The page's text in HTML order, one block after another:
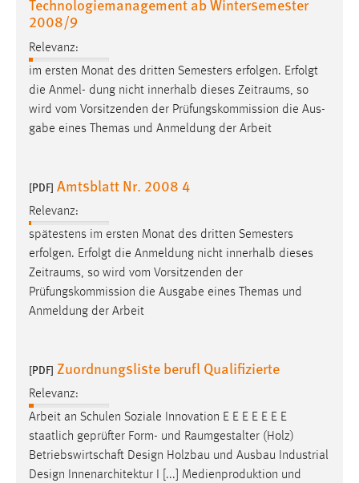
Technologiemanagement ab Wintersemester
2008/9
Relevanz:
im ersten Monat des dritten Semesters erfolgen. Erfolgt
die Anmel- dung nicht innerhalb dieses Zeitraums, so
wird vom Vorsitzenden der Prüfungskommission die Aus-
gabe eines Themas und Anmeldung der Arbeit
[PDF] Amtsblatt Nr. 2008 4
Relevanz:
spätestens im ersten Monat des dritten Semesters
erfolgen. Erfolgt die Anmeldung nicht innerhalb dieses
Zeitraums, so wird vom Vorsitzenden der
Prüfungskommission die Ausgabe eines Themas und
Anmeldung der Arbeit
[PDF] Zuordnungsliste berufl Qualifizierte
Relevanz:
Arbeit an Schulen Soziale Innovation E E E E E E E
staatlich geprüfter Form- und Raumgestalter (Holz)
Betriebswirtschaft Design Holzbau und Ausbau Industrial
Design Innenarchitektur I [...] Medienproduktion und
EXTERNE MEDIEN
Um Inhalte von Videoplattformen und Social Media
Plattformen anzeigen zu können, werden von diesen
externen Medien Cookies gesetzt.
YouTube